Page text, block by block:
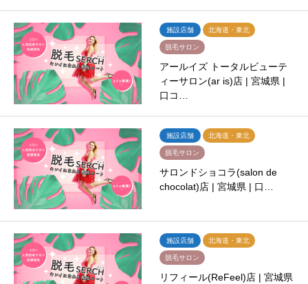
施設店舗 北海道・東北
脱毛サロン
アールイズ トータルビューテ
ィーサロン(ar is)店 | 宮城県 |
口コ…
施設店舗 北海道・東北
脱毛サロン
サロンドショコラ(salon de
chocolat)店 | 宮城県 | 口…
施設店舗 北海道・東北
脱毛サロン
リフィール(ReFeel)店 | 宮城県